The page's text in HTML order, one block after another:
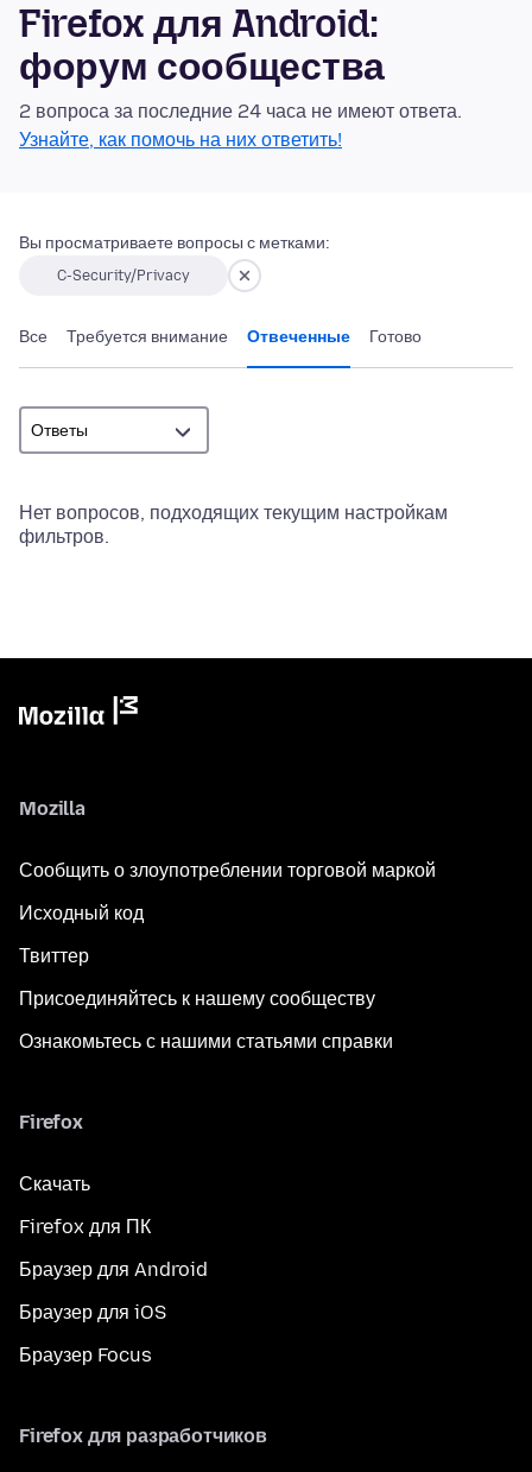
Firefox для Android:
форум сообщества
2 вопроса за последние 24 часа не имеют ответа.
Узнайте, как помочь на них ответить!
Вы просматриваете вопросы с метками:
C-Security/Privacy
Все Требуется внимание Отвеченные Готово
Нет вопросов, подходящих текущим настройкам
фильтров.
Mozilla
Сообщить о злоупотреблении торговой маркой
Исходный код
Твиттер
Присоединяйтесь к нашему сообществу
Ознакомьтесь с нашими статьями справки
Firefox
Скачать
Firefox для ПК
Браузер для Android
Браузер для iOS
Браузер Focus
Firefox для разработчиков